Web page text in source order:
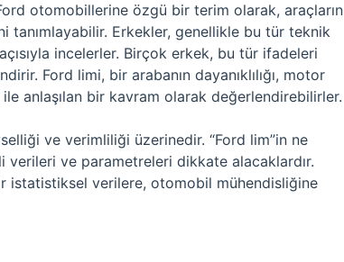
otomobillerine özgü bir terim olarak, araçların
tanımlayabilir. Erkekler, genellikle bu tür teknik
incelerler. Birçok erkek, bu tür ifadeleri
Ford limi, bir arabanın dayanıklılığı, motor
anlaşılan bir kavram olarak değerlendirebilirler.
ve verimliliği üzerinedir. “Ford lim”in ne
ve parametreleri dikkate alacaklardır.
istatistiksel verilere, otomobil mühendisliğine